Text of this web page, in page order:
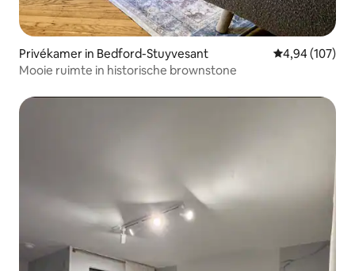
Privékamer in Bedford-Stuyvesant Gemiddelde
4,94 (107)
Mooie ruimte in historische brownstone